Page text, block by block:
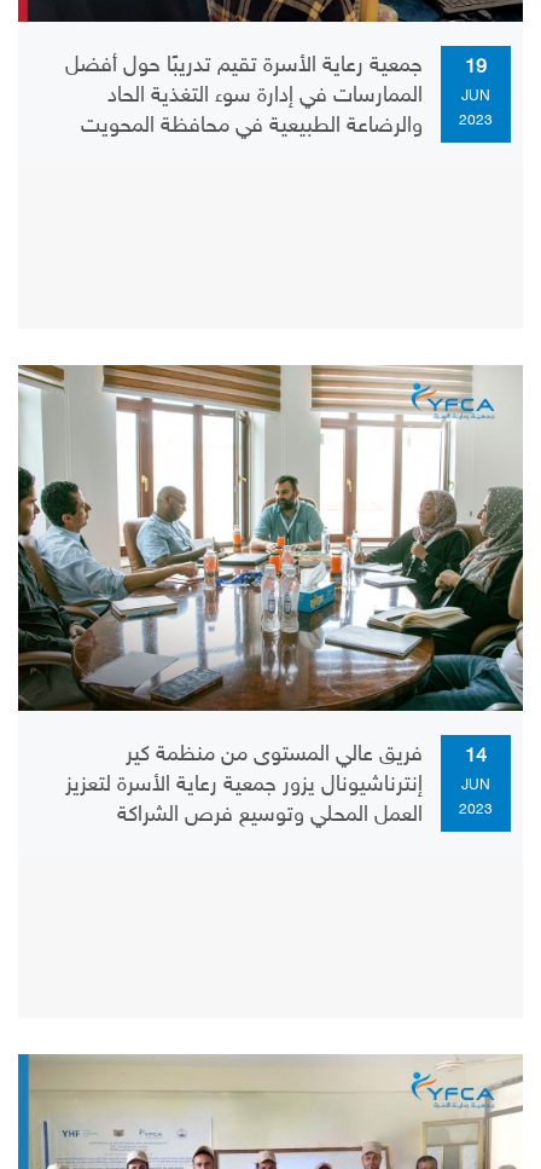
19
JUN
2023
جمعية رعاية الأسرة تقيم تدريبًا حول أفضل
الممارسات في إدارة سوء التغذية الحاد
والرضاعة الطبيعية في محافظة المحويت
14
JUN
2023
فريق عالي المستوى من منظمة كير
إنترناشيونال يزور جمعية رعاية الأسرة لتعزيز
العمل المحلي وتوسيع فرص الشراكة